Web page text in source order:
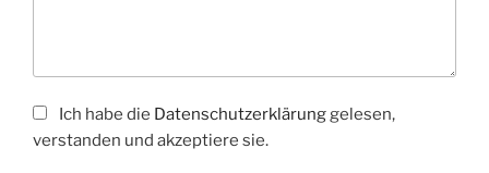
Ich habe die Datenschutzerklärunggelesen,
verstanden und akzeptiere sie.